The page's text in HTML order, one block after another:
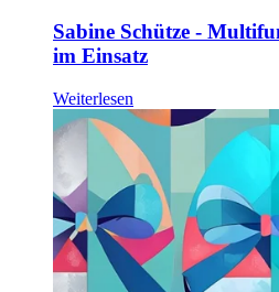
Sabine Schütze -
im Einsatz
Weiterlesen